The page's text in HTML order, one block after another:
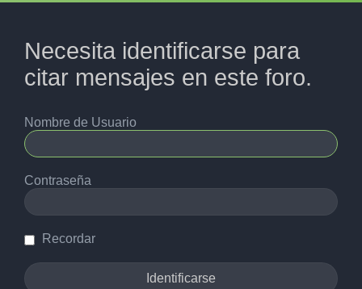
Necesita identificarse para
citar mensajes en este foro.
Nombre de Usuario
Contraseña
Recordar